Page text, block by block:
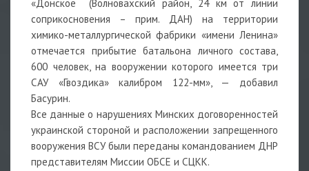
«Донское (Волновахский район, 24 км от линии
соприкосновения – прим. ДАН) на территории
химико-металлургической фабрики «имени Ленина»
отмечается прибытие батальона личного состава,
600 человек, на вооружении которого имеется три
САУ «Гвоздика» калибром 122-мм», — добавил
Басурин.
Все данные о нарушениях Минских договоренностей
украинской стороной и расположении запрещенного
вооружения ВСУ были переданы командованием ДНР
представителям Миссии ОБСЕ и СЦКК.